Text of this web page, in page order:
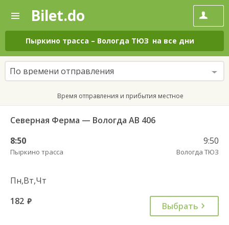
—
Поиск
и
покупка
билетов
на
автобус
онлайн
Bilet.do
Пыркино трасса – Вологда ТЮЗ на все дни
По времени отправления
Время отправления и прибытия местное
Северная Ферма — Вологда АВ 406
8:50
Пыркино трасса
9:50
Вологда ТЮЗ
Пн,Вт,Чт
182 руб. Выбрать